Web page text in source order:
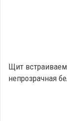
Щит
непрозрачная